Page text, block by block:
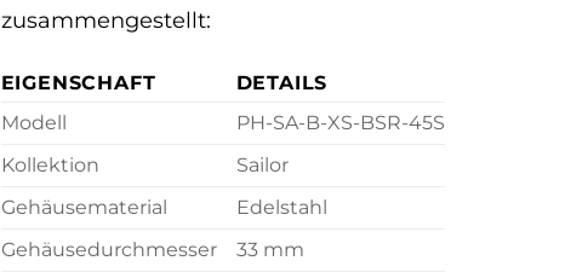
zusammengestellt:
EIGENSCHAFT
DETAILS
Modell
PH-SA-B-XS-BSR-45S
Kollektion
Sailor
Gehäusematerial
Edelstahl
Gehäusedurchmesser
33 mm